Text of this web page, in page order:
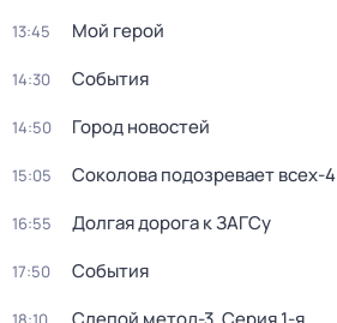
13:45 Мой герой
14:30 События
14:50 Город новостей
15:05 Соколова подозревает всех-4
16:55 Долгая дорога к ЗАГСу
17:50 События